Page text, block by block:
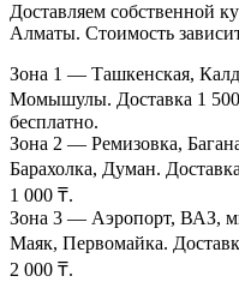
Доставляем собственной
Алматы. Стоимость
Зона 1 — Ташкенская,
Момышулы. Доставка 1
бесплатно.
Зона 2 — Ремизовка,
Барахолка, Думан.
1 000 ₸.
Зона 3 — Аэропорт, ВАЗ,
Маяк, Первомайка.
2 000 ₸.